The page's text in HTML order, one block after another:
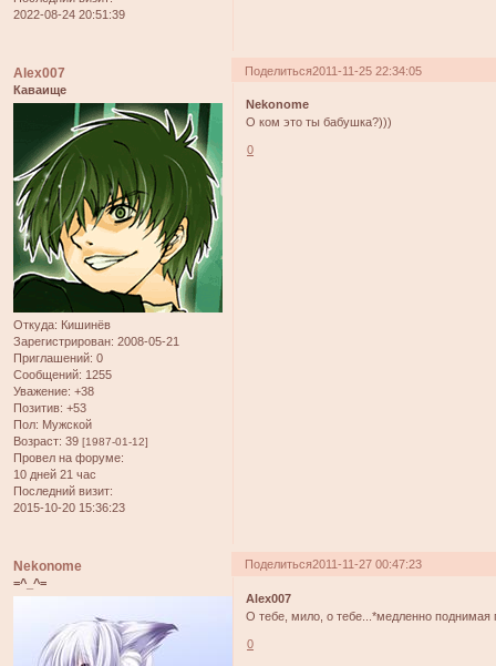
2022-08-24 20:51:39
Поделиться2011-11-25 22:34:05
Alex007
Каваище
Откуда: Кишинёв
Зарегистрирован: 2008-05-21
Приглашений: 0
Сообщений: 1255
Уважение: +38
Позитив: +53
Пол: Мужской
Возраст: 39 [1987-01-12]
Провел на форуме:
10 дней 21 час
Последний визит:
2015-10-20 15:36:23
Nekonome
О ком это ты бабушка?)))
0
Поделиться2011-11-27 00:47:23
Nekonome
=^_^=
Alex007
О тебе, мило, о тебе...*медленно
0